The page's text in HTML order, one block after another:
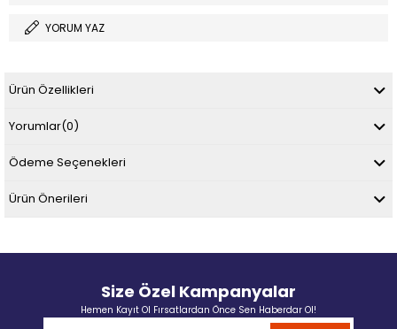
YORUM YAZ
Ürün Özellikleri
Yorumlar(0)
Ödeme Seçenekleri
Ürün Önerileri
Size Özel Kampanyalar
Hemen Kayıt Ol Fırsatlardan Önce Sen Haberdar Ol!